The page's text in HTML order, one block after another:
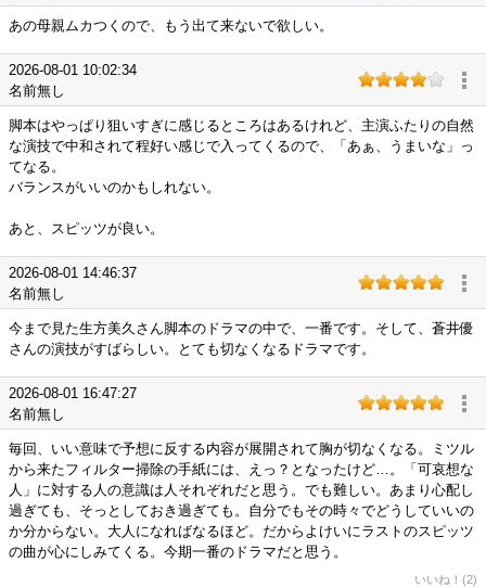
あの母親ムカつくので、もう出て来ないで欲しい。
2026-08-01 10:02:34
名前無し
脚本はやっぱり狙いすぎに感じるところはあるけれど、主演ふたりの自然
な演技で中和されて程好い感じで入ってくるので、「あぁ、うまいな」っ
てなる。
バランスがいいのかもしれない。
あと、スピッツが良い。
2026-08-01 14:46:37
名前無し
今まで見た生方美久さん脚本のドラマの中で、一番です。そして、蒼井優
さんの演技がすばらしい。とても切なくなるドラマです。
2026-08-01 16:47:27
名前無し
毎回、いい意味で予想に反する内容が展開されて胸が切なくなる。ミツル
から来たフィルター掃除の手紙には、えっ？となったけど…。「可哀想な
人」に対する人の意識は人それぞれだと思う。でも難しい。あまり心配し
過ぎても、そっとしておき過ぎても。自分でもその時々でどうしていいの
か分からない。大人になればなるほど。だからよけいにラストのスピッツ
の曲が心にしみてくる。今期一番のドラマだと思う。
いいね！(2)